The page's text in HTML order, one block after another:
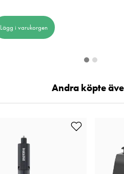
Lägg i varukorgen
Andra köpte